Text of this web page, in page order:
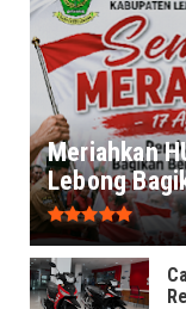
Meriahkan
Lebong